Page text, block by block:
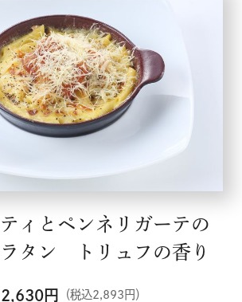
ィとペンネリガーテの
タン トリュフの香り
2,630円 （税込2,893円）